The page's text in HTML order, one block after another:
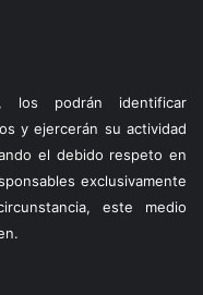
los podrán identificar
y ejercerán su actividad
el debido respeto en
exclusivamente
este medio